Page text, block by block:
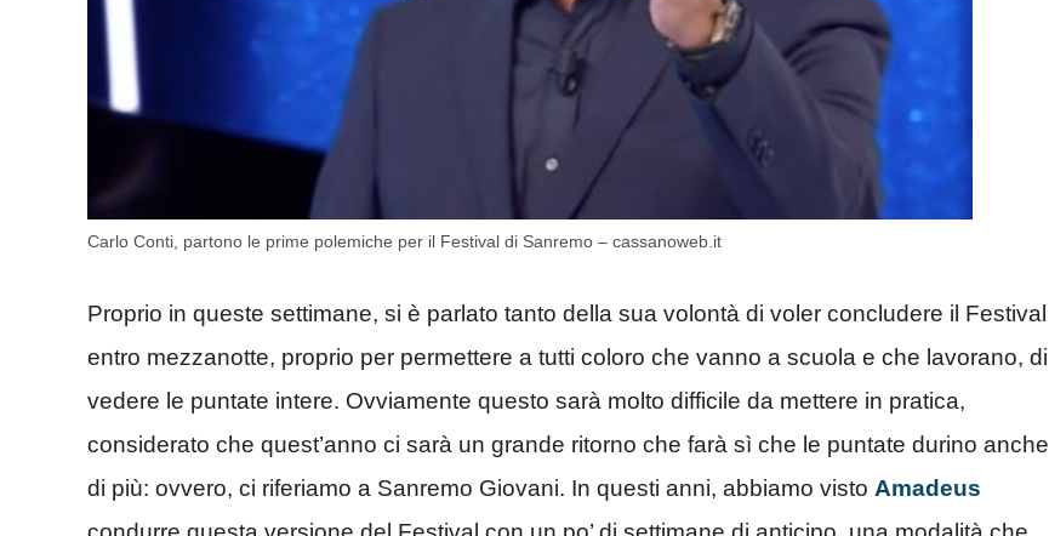
Carlo Conti, partono le prime polemiche per il Festival di Sanremo – cassanoweb.it
Proprio in queste settimane, si è parlato tanto della sua volontà di voler concludere il Festival
entro mezzanotte, proprio per permettere a tutti coloro che vanno a scuola e che lavorano, di
vedere le puntate intere. Ovviamente questo sarà molto difficile da mettere in pratica,
considerato che quest’anno ci sarà un grande ritorno che farà sì che le puntate durino anche
di più: ovvero, ci riferiamo a Sanremo Giovani. In questi anni, abbiamo visto Amadeus